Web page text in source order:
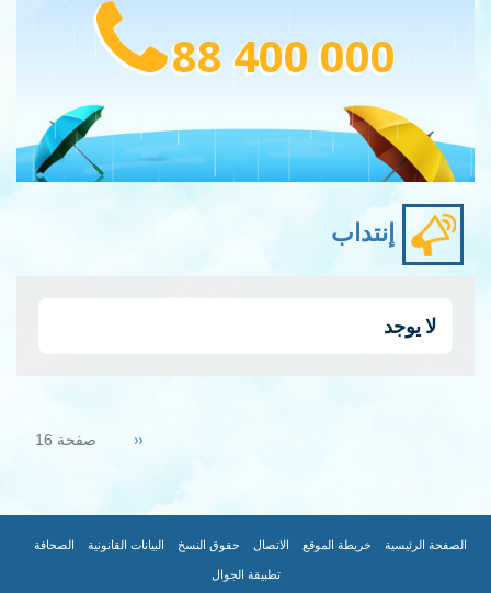
88 400 000
إنتداب
لا يوجد
Previous
‹‹ صفحة 16
FOOTER
الصفحة الرئيسية خريطة الموقع الاتصال حقوق النسخ البيانات القانونية الصحافة
تطبيقة الجوال